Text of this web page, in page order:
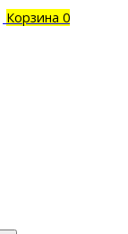
Корзина 0